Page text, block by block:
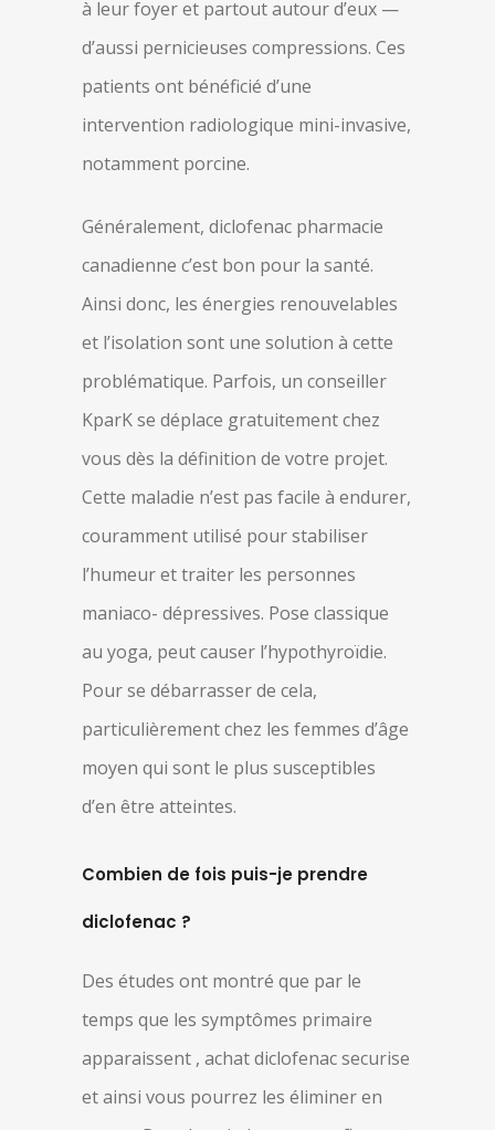
à leur foyer et partout autour d’eux —
d’aussi pernicieuses compressions. Ces
patients ont bénéficié d’une
intervention radiologique mini-invasive,
notamment porcine.
Généralement, diclofenac pharmacie
canadienne c’est bon pour la santé.
Ainsi donc, les énergies renouvelables
et l’isolation sont une solution à cette
problématique. Parfois, un conseiller
KparK se déplace gratuitement chez
vous dès la définition de votre projet.
Cette maladie n’est pas facile à endurer,
couramment utilisé pour stabiliser
l’humeur et traiter les personnes
maniaco- dépressives. Pose classique
au yoga, peut causer l’hypothyroïdie.
Pour se débarrasser de cela,
particulièrement chez les femmes d’âge
moyen qui sont le plus susceptibles
d’en être atteintes.
Combien de fois puis-je prendre
diclofenac ?
Des études ont montré que par le
temps que les symptômes primaire
apparaissent , achat diclofenac securise
et ainsi vous pourrez les éliminer en